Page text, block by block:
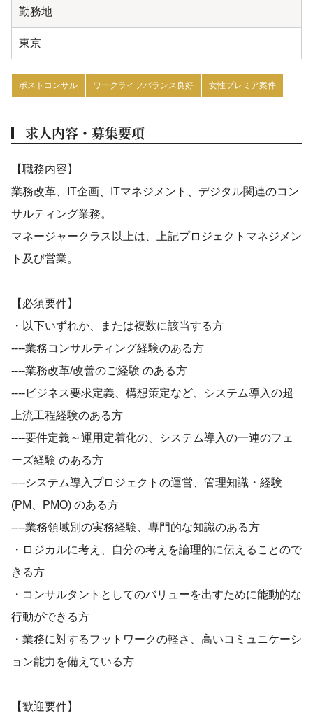
勤務地
東京
ポストコンサル ワークライフバランス良好 女性プレミア案件
求人内容・募集要項
【職務内容】
業務改革、IT企画、ITマネジメント、デジタル関連のコン
サルティング業務。
マネージャークラス以上は、上記プロジェクトマネジメン
ト及び営業。
【必須要件】
・以下いずれか、または複数に該当する方
----業務コンサルティング経験のある方
----業務改革/改善のご経験 のある方
----ビジネス要求定義、構想策定など、システム導入の超
上流工程経験のある方
----要件定義～運用定着化の、システム導入の一連のフェ
ーズ経験 のある方
----システム導入プロジェクトの運営、管理知識・経験
(PM、PMO) のある方
----業務領域別の実務経験、専門的な知識のある方
・ロジカルに考え、自分の考えを論理的に伝えることので
きる方
・コンサルタントとしてのバリューを出すために能動的な
行動ができる方
・業務に対するフットワークの軽さ、高いコミュニケーシ
ョン能力を備えている方
【歓迎要件】